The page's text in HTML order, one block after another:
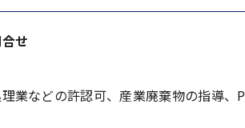
せ
業などの許認可、産業廃棄物の指導、